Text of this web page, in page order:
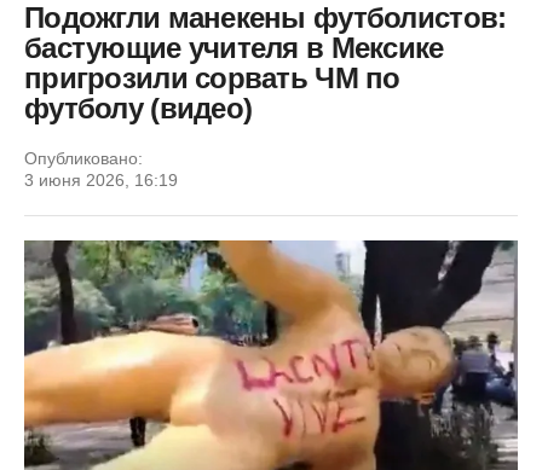
Подожгли манекены футболистов:
бастующие учителя в Мексике
пригрозили сорвать ЧМ по
футболу (видео)
Опубликовано:
3 июня 2026, 16:19